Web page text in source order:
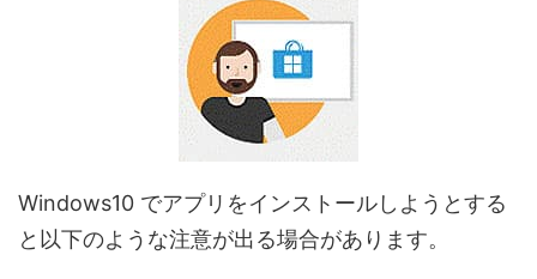
Windows10 でアプリをインストールしようとする
と以下のような注意が出る場合があります。